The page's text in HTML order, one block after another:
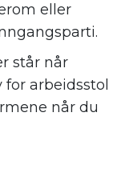
eller
gangsparti.
står når
for arbeidsstol
når du